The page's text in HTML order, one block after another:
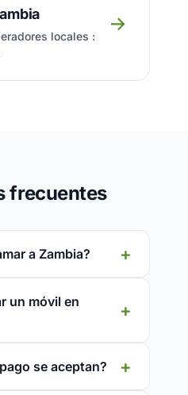
locales :
→
frecuentes
a Zambia?
un móvil en
se aceptan?